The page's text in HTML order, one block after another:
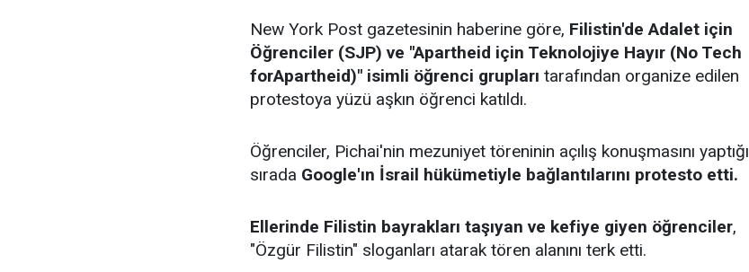
New York Post gazetesinin haberine göre, Filistin'de Adalet için
Öğrenciler (SJP) ve "Apartheid için Teknolojiye Hayır (No Tech
forApartheid)" isimli öğrenci grupları tarafından organize edilen
protestoya yüzü aşkın öğrenci katıldı.
Öğrenciler, Pichai'nin mezuniyet töreninin açılış konuşmasını yaptığı
sırada Google'ın İsrail hükümetiyle bağlantılarını protesto etti.
Ellerinde Filistin bayrakları taşıyan ve kefiye giyen öğrenciler,
"Özgür Filistin" sloganları atarak tören alanını terk etti.